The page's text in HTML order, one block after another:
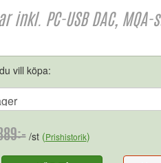
PC-USB DAC, MQA-
vill köpa:
/st (Prishistorik)